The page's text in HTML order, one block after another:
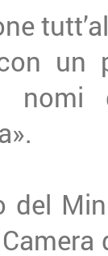
un
nomi
del